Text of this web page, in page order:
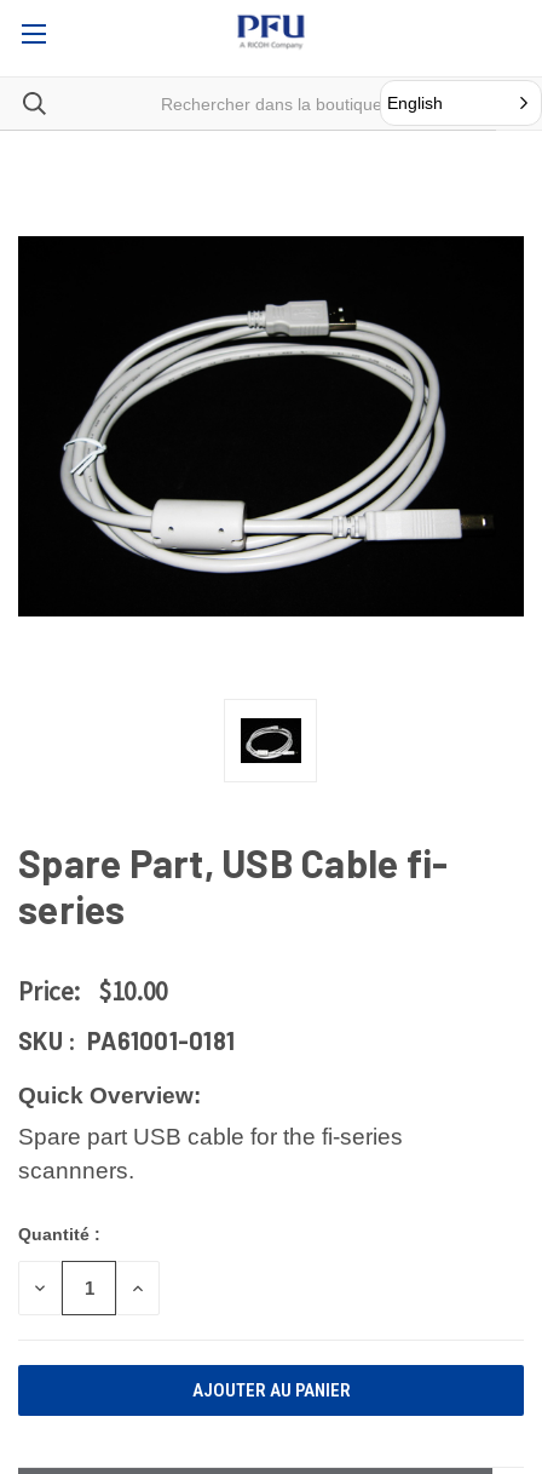
Spare Part, USB Cable fi-
series
Price: $10.00
SKU : PA61001-0181
Quick Overview:
Spare part USB cable for the fi-series
scannners.
Quantité :
DIMINUER
QUANTITÉ
AUGMENTER
English